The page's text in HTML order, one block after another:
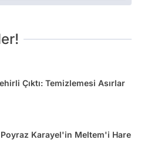
Çıktı: Temizlemesi Asırlar
Poyraz Karayel'in Meltem'i Hare